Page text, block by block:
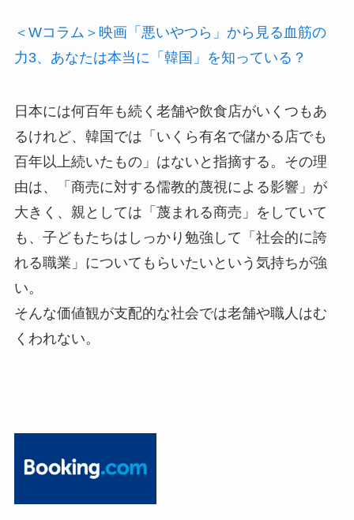
＜Wコラム＞映画「悪いやつら」から見る血筋の
力3、あなたは本当に「韓国」を知っている？
日本には何百年も続く老舗や飲食店がいくつもあ
るけれど、韓国では「いくら有名で儲かる店でも
百年以上続いたもの」はないと指摘する。その理
由は、「商売に対する儒教的蔑視による影響」が
大きく、親としては「蔑まれる商売」をしていて
も、子どもたちはしっかり勉強して「社会的に誇
れる職業」についてもらいたいという気持ちが強
い。
そんな価値観が支配的な社会では老舗や職人はむ
くわれない。